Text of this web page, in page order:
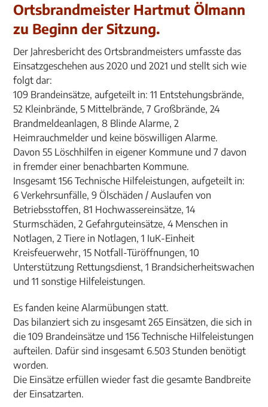
Ortsbrandmeister Hartmut Ölmann
zu Beginn der Sitzung.
Der Jahresbericht des Ortsbrandmeisters umfasste das
Einsatzgeschehen aus 2020 und 2021 und stellt sich wie
folgt dar:
109 Brandeinsätze, aufgeteilt in: 11 Entstehungsbrände,
52 Kleinbrände, 5 Mittelbrände, 7 Großbrände, 24
Brandmeldeanlagen, 8 Blinde Alarme, 2
Heimrauchmelder und keine böswilligen Alarme.
Davon 55 Löschhilfen in eigener Kommune und 7 davon
in fremder einer benachbarten Kommune.
Insgesamt 156 Technische Hilfeleistungen, aufgeteilt in:
6 Verkehrsunfälle, 9 Ölschäden / Auslaufen von
Betriebsstoffen, 81 Hochwassereinsätze, 14
Sturmschäden, 2 Gefahrguteinsätze, 4 Menschen in
Notlagen, 2 Tiere in Notlagen, 1 IuK-Einheit
Kreisfeuerwehr, 15 Notfall-Türöffnungen, 10
Unterstützung Rettungsdienst, 1 Brandsicherheitswachen
und 11 sonstige Hilfeleistungen.
Es fanden keine Alarmübungen statt.
Das bilanziert sich zu insgesamt 265 Einsätzen, die sich in
die 109 Brandeinsätze und 156 Technische Hilfeleistungen
aufteilen. Dafür sind insgesamt 6.503 Stunden benötigt
worden.
Die Einsätze erfüllen wieder fast die gesamte Bandbreite
der Einsatzarten.